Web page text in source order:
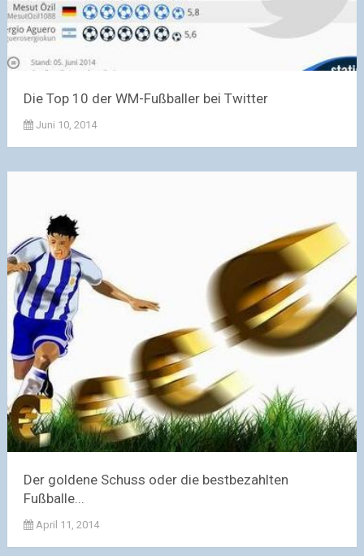
Die Top 10 der WM-Fußballer bei Twitter
Juni 10, 2014
Der goldene Schuss oder die bestbezahlten
Fußballe...
April 11, 2014